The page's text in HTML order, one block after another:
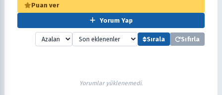
Puan ver
Yorum Yap
Sırala Sıfırla
Yorumlar yüklenemedi.